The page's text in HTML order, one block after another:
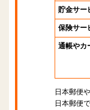
貯金サー
保険サー
通帳やカ
日本郵便
日本郵便